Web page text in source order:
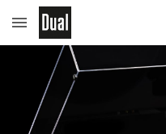
Skip to main content